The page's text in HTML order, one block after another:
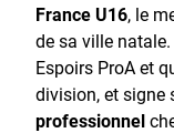
France U16, le
de sa ville
Espoirs ProA et
division, et signe
professionnel